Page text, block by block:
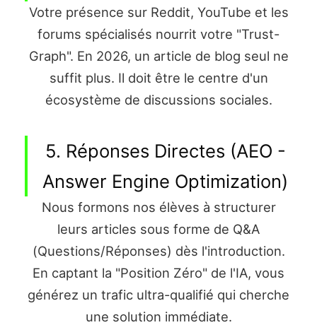
Votre présence sur Reddit, YouTube et les
forums spécialisés nourrit votre "Trust-
Graph". En 2026, un article de blog seul ne
suffit plus. Il doit être le centre d'un
écosystème de discussions sociales.
5. Réponses Directes (AEO -
Answer Engine Optimization)
Nous formons nos élèves à structurer
leurs articles sous forme de Q&A
(Questions/Réponses) dès l'introduction.
En captant la "Position Zéro" de l'IA, vous
générez un trafic ultra-qualifié qui cherche
une solution immédiate.